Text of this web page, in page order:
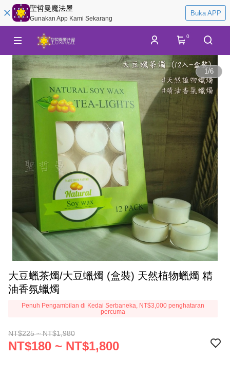
聖哲曼魔法屋
Gunakan App Kami Sekarang
Buka APP
0
1/6
大豆蠟茶燭/大豆蠟燭 (盒裝) 天然植物蠟燭 精
油香氛蠟燭
Penuh Pengambilan di Kedai Serbaneka, NT$3,000 penghataran
percuma
NT$225 ~ NT$1,980
NT$180 ~ NT$1,800